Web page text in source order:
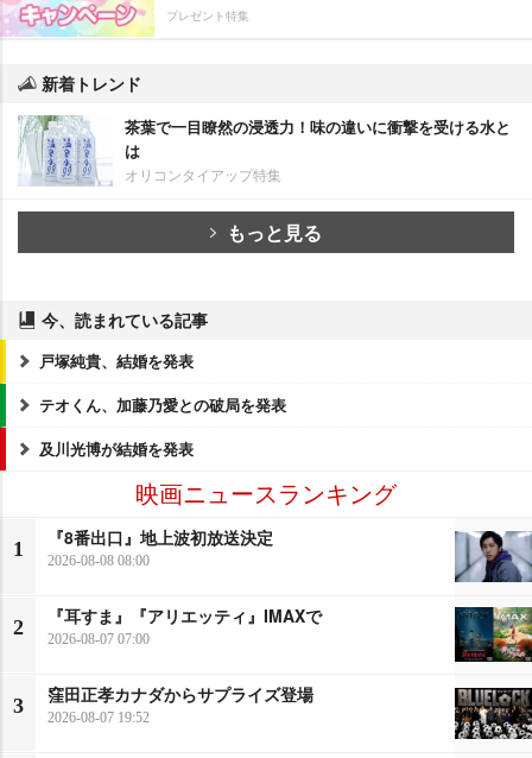
プレゼント特集
新着トレンド
茶葉で一目瞭然の浸透力！味の違いに衝撃を受ける水と
は
オリコンタイアップ特集
もっと見る
今、読まれている記事
戸塚純貴、結婚を発表
テオくん、加藤乃愛との破局を発表
及川光博が結婚を発表
映画ニュースランキング
1
『8番出口』地上波初放送決定
2026-08-08 08:00
2
『耳すま』『アリエッティ』IMAXで
2026-08-07 07:00
3
窪田正孝カナダからサプライズ登場
2026-08-07 19:52